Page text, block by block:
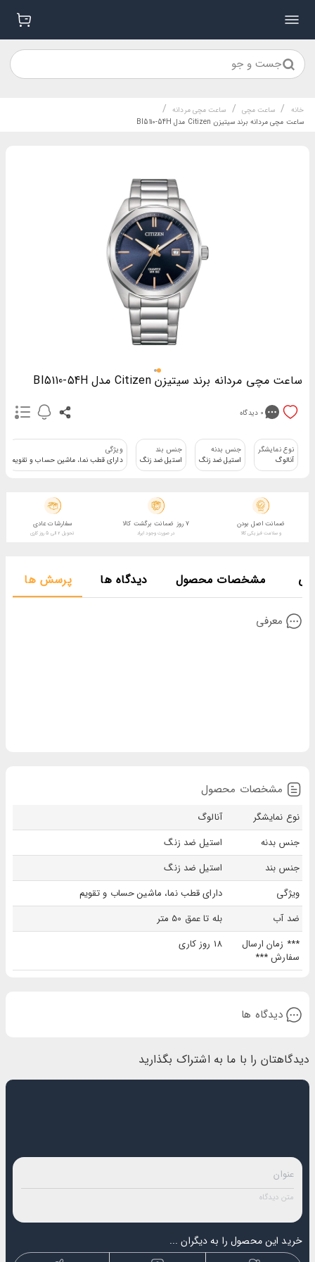
جست و جو
خانه / ساعت مچی / ساعت مچی مردانه /
ساعت مچی مردانه برند سیتیزن Citizen مدل BI5110-54H
ساعت مچی مردانه برند سیتیزن Citizen مدل BI5110-54H
0 دیدگاه
نوع نمایشگر
آنالوگ
جنس بدنه
استیل ضد زنگ
جنس بند
استیل ضد زنگ
ويژگی
دارای قطب نما، ماشین حساب و تقویم
ضمانت اصل بودن
و سلامت فیزیکی کالا
7 روز ضمانت برگشت کالا
در صورت وجود ایراد
سفارشات عادی
تحویل 2 الی 5 روز کاری
مشخصات محصول دیدگاه ها پرسش ها
معرفی
مشخصات محصول
نوع نمایشگر
آنالوگ
جنس بدنه
استیل ضد زنگ
جنس بند
استیل ضد زنگ
ويژگی
دارای قطب نما، ماشین حساب و تقویم
ضد آب
بله تا عمق 50 متر
*** زمان ارسال
سفارش ***
18 روز کاری
دیدگاه ها
دیدگاهتان را با ما به اشتراک بگذارید
خرید این محصول را به دیگران ...